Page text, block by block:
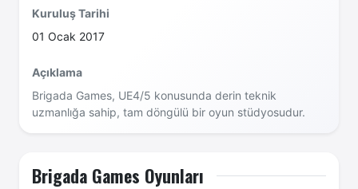
Kuruluş Tarihi
01 Ocak 2017
Açıklama
Brigada Games, UE4/5 konusunda derin teknik
uzmanlığa sahip, tam döngülü bir oyun stüdyosudur.
Brigada Games Oyunları